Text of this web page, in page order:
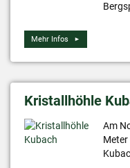
Mehr Infos
Kristallhöhle
Am